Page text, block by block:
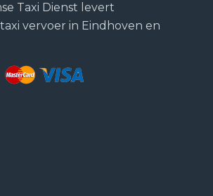
Taxi Dienst levert
vervoer in Eindhoven en